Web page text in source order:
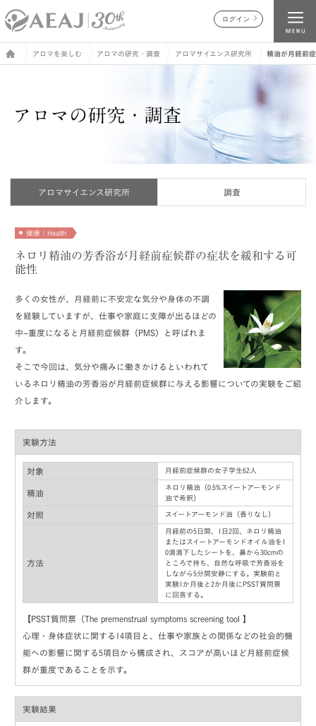
ログイン
アロマを楽しむ アロマの研究・調査 アロマサイエンス研究所 精油が月経前
アロマサイエンス研究所 調査
健康｜Health
ネロリ精油の芳香浴が月経前症候群の症状を緩和する可
能性
多くの女性が、月経前に不安定な気分や身体の不調
を経験していますが、仕事や家庭に支障が出るほどの
中~重度になると月経前症候群（PMS）と呼ばれま
す。
そこで今回は、気分や痛みに働きかけるといわれて
いるネロリ精油の芳香浴が月経前症候群に与える影響についての実験をご紹
介します。
実験方法
対象 月経前症候群の女子学生62人
精油
ネロリ精油（0.5%スイートアーモンド
油で希釈）
対照 スイートアーモンド油（香りなし）
方法
月経前の5日間、1日2回、ネロリ精油
またはスイートアーモンドオイル油を1
0滴滴下したシートを、鼻から30cmの
ところで持ち、自然な呼吸で芳香浴を
しながら5分間安静にする。実験前と
実験1か月後と2か月後にPSST質問票
に回答する。
【PSST質問票（The premenstrual symptoms screening tool 】
心理・身体症状に関する14項目と、仕事や家族との関係などの社会的機
能への影響に関する5項目から構成され、スコアが高いほど月経前症候
群が重度であることを示す。
実験結果